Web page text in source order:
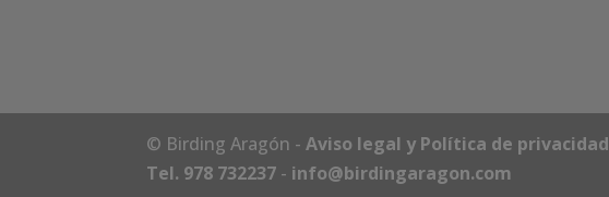
© Birding Aragón -Aviso legal y Política de privacidad
Tel. 978 732237 - info@birdingaragon.com